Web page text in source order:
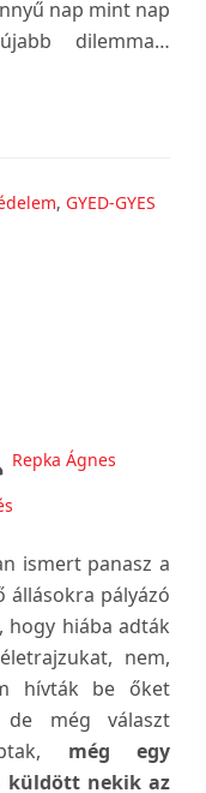
nap mint nap
dilemma…
, GYED-GYES
Repka Ágnes
ismert panasz a
állásokra pályázó
hogy hiába adták
nem,
hívták be őket
de még választ
még egy
küldött nekik az